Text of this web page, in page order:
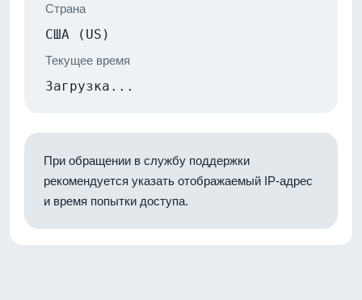
Страна
США (US)
Текущее время
Загрузка...
При обращении в службу поддержки
рекомендуется указать отображаемый IP-адрес
и время попытки доступа.